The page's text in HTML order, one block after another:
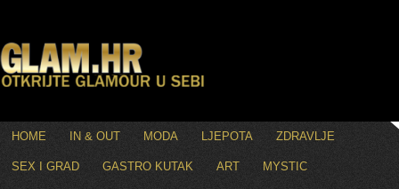
HOME IN & OUT MODA LJEPOTA ZDRAVLJE
SEX I GRAD GASTRO KUTAK ART MYSTIC